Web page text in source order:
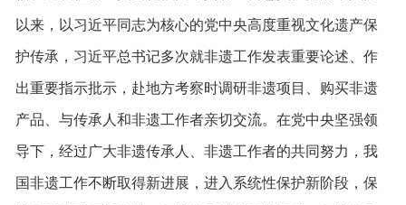
以来，以习近平同志为核心的党中央高度重视文化遗产保
护传承，习近平总书记多次就非遗工作发表重要论述、作
出重要指示批示，赴地方考察时调研非遗项目、购买非遗
产品、与传承人和非遗工作者亲切交流。在党中央坚强领
导下，经过广大非遗传承人、非遗工作者的共同努力，我
国非遗工作不断取得新进展，进入系统性保护新阶段，保